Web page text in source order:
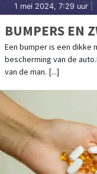
1 mei 2024, 7:29 uur
BUMPERS EN
Een bumper is een dikke
bescherming van de
van de man. [...]